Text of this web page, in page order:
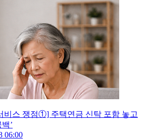
비스 쟁점①] 주택연금 신탁 포함 놓고
’
06:00